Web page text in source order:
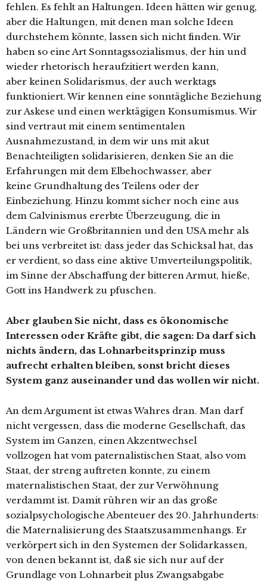
fehlen. Es fehlt an Haltungen. Ideen hätten wir genug,
aber die Haltungen, mit denen man solche Ideen
durchstehem könnte, lassen sich nicht finden. Wir
haben so eine Art Sonntagssozialismus, der hin und
wieder rhetorisch heraufzitiert werden kann,
aber keinen Solidarismus, der auch werktags
funktioniert. Wir kennen eine sonntägliche Beziehung
zur Askese und einen werktägigen Konsumismus. Wir
sind vertraut mit einem sentimentalen
Ausnahmezustand, in dem wir uns mit akut
Benachteiligten solidarisieren, denken Sie an die
Erfahrungen mit dem Elbehochwasser, aber
keine Grundhaltung des Teilens oder der
Einbeziehung. Hinzu kommt sicher noch eine aus
dem Calvinismus ererbte Überzeugung, die in
Ländern wie Großbritannien und den USA mehr als
bei uns verbreitet ist: dass jeder das Schicksal hat, das
er verdient, so dass eine aktive Umverteilungspolitik,
im Sinne der Abschaffung der bitteren Armut, hieße,
Gott ins Handwerk zu pfuschen.
Aber glauben Sie nicht, dass es ökonomische
Interessen oder Kräfte gibt, die sagen: Da darf sich
nichts ändern, das Lohnarbeitsprinzip muss
aufrecht erhalten bleiben, sonst bricht dieses
System ganz auseinander und das wollen wir nicht.
An dem Argument ist etwas Wahres dran. Man darf
nicht vergessen, dass die moderne Gesellschaft, das
System im Ganzen, einen Akzentwechsel
vollzogen hat vom paternalistischen Staat, also vom
Staat, der streng auftreten konnte, zu einem
maternalistischen Staat, der zur Verwöhnung
verdammt ist. Damit rühren wir an das große
sozialpsychologische Abenteuer des 20. Jahrhunderts:
die Maternalisierung des Staatszusammenhangs. Er
verkörpert sich in den Systemen der Solidarkassen,
von denen bekannt ist, daß sie sich nur auf der
Grundlage von Lohnarbeit plus Zwangsabgabe